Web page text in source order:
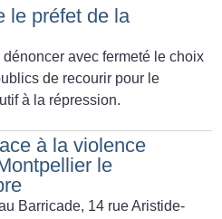
le préfet de la
dénoncer avec fermeté le choix
de recourir pour le
à la répression.
à la violence
le
Barricade, 14 rue Aristide-